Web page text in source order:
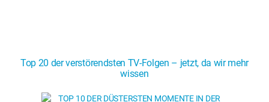
Top 20 der verstörendsten TV-Folgen – jetzt, da wir mehr
wissen